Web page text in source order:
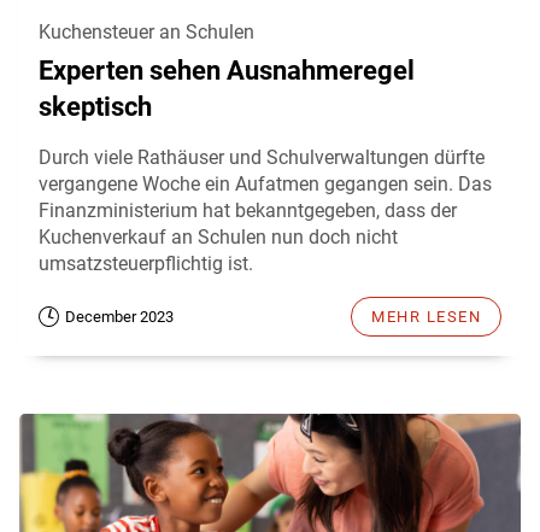
Kuchensteuer an Schulen
Experten sehen Ausnahmeregel
skeptisch
Durch viele Rathäuser und Schulverwaltungen dürfte
vergangene Woche ein Aufatmen gegangen sein. Das
Finanzministerium hat bekanntgegeben, dass der
Kuchenverkauf an Schulen nun doch nicht
umsatzsteuerpflichtig ist.
December 2023 MEHR LESEN